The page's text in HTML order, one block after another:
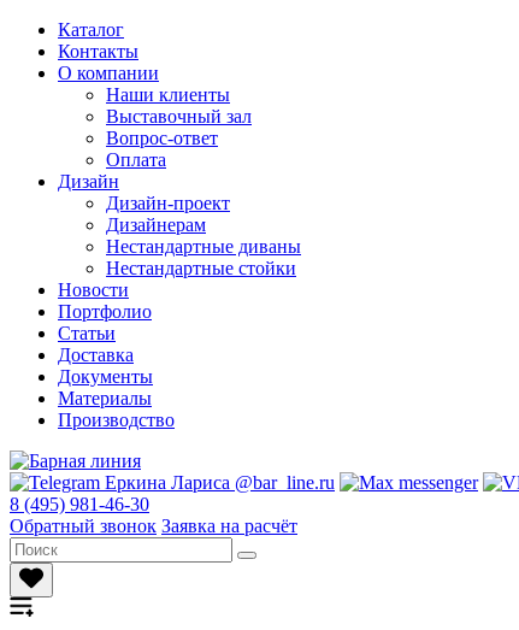
Каталог
Контакты
О компании
Наши клиенты
Выставочный зал
Вопрос-ответ
Оплата
Дизайн
Дизайн-проект
Дизайнерам
Нестандартные диваны
Нестандартные стойки
Новости
Портфолио
Статьи
Доставка
Документы
Материалы
Производство
8 (495) 981-46-30
Обратный звонок Заявка на расчёт